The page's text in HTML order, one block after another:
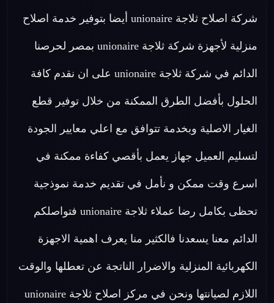
شركة اصلاح ثلاجة unionaire أيضا بتوفير خدمة اصلاح
منزلية لأجهزة شركة ثلاجة unionaire بمصر لحرصنا
الدائم في شركة ثلاجة unionaire على ان نقدم كافة
الحلول بأفضل الطرق الممكنة من خلال توفير قطع
الغيار الاصلية وبخدمة تتوافق مع اعلي معايير الجودة
لتسليم العميل جهاز يعمل بأقصي كفاءة ممكنة في
اسرع وقت ممكن و نأمل في تقديم خدمة نموذجية
تحظى بكامل رضا عملاء ثلاجة unionaire فتواصلكم
الدائم معنا يسعدنا فالكثير منا يعرف اهمية الاجهزة
الكهربائية المنزلية والاضرار الناتجة عن تعطلها والوقت
اللازم لصيانتها ونحن في مركز اصلاح ثلاجة unionaire